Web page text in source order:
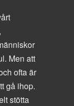
Men att
ofta är
gå ihop.
stötta